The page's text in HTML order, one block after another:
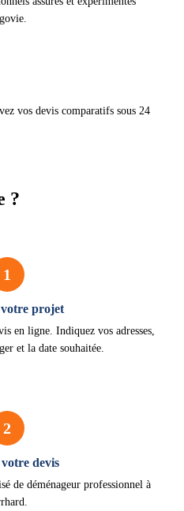
vos devis comparatifs sous 24
?
1
projet
en ligne. Indiquez vos adresses,
et la date souhaitée.
2
votre devis
de déménageur professionnel à